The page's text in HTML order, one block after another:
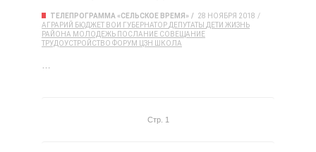
ТЕЛЕПРОГРАММА «СЕЛЬСКОЕ ВРЕМЯ»
28 НОЯБРЯ 2018
АГРАРИЙ БЮДЖЕТ ВОИ ГУБЕРНАТОР ДЕПУТАТЫ ДЕТИ ЖИЗНЬ
РАЙОНА МОЛОДЕЖЬ ПОСЛАНИЕ СОВЕЩАНИЕ
ТРУДОУСТРОЙСТВО ФОРУМ ЦЗН ШКОЛА
…
Стр. 1